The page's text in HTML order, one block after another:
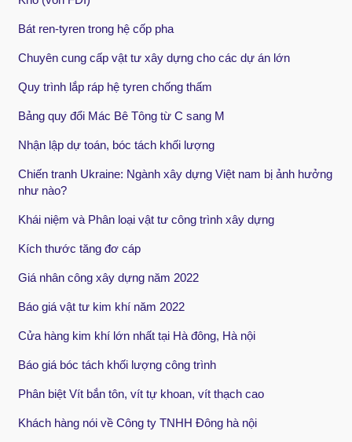
Bát ren-tyren trong hệ cốp pha
Chuyên cung cấp vật tư xây dựng cho các dự án lớn
Quy trình lắp ráp hệ tyren chống thấm
Bảng quy đổi Mác Bê Tông từ C sang M
Nhận lập dự toán, bóc tách khối lượng
Chiến tranh Ukraine: Ngành xây dựng Việt nam bị ảnh hưởng
như nào?
Khái niệm và Phân loại vật tư công trình xây dựng
Kích thước tăng đơ cáp
Giá nhân công xây dựng năm 2022
Báo giá vật tư kim khí năm 2022
Cửa hàng kim khí lớn nhất tại Hà đông, Hà nội
Báo giá bóc tách khối lượng công trình
Phân biệt Vít bắn tôn, vít tự khoan, vít thạch cao
Khách hàng nói về Công ty TNHH Đông hà nội